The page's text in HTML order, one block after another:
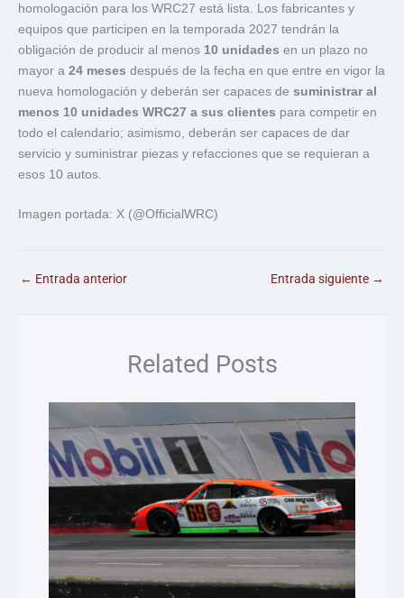
homologación para los WRC27 está lista. Los fabricantes y
equipos que participen en la temporada 2027 tendrán la
obligación de producir al menos 10 unidades en un plazo no
mayor a 24 meses después de la fecha en que entre en vigor la
nueva homologación y deberán ser capaces de suministrar al
menos 10 unidades WRC27 a sus clientes para competir en
todo el calendario; asimismo, deberán ser capaces de dar
servicio y suministrar piezas y refacciones que se requieran a
esos 10 autos.
Imagen portada: X (@OfficialWRC)
← Entrada anterior Entrada siguiente →
Related Posts